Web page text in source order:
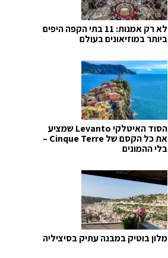
לא רק אמנות: 11 בתי הקפה היפים
ביותר במוזיאונים בעולם
הסוד האיטלקי Levanto שמציע
את כל הקסם של Cinque Terre –
בלי ההמונים
מלון בוטיק במבנה עתיק בסיציליה